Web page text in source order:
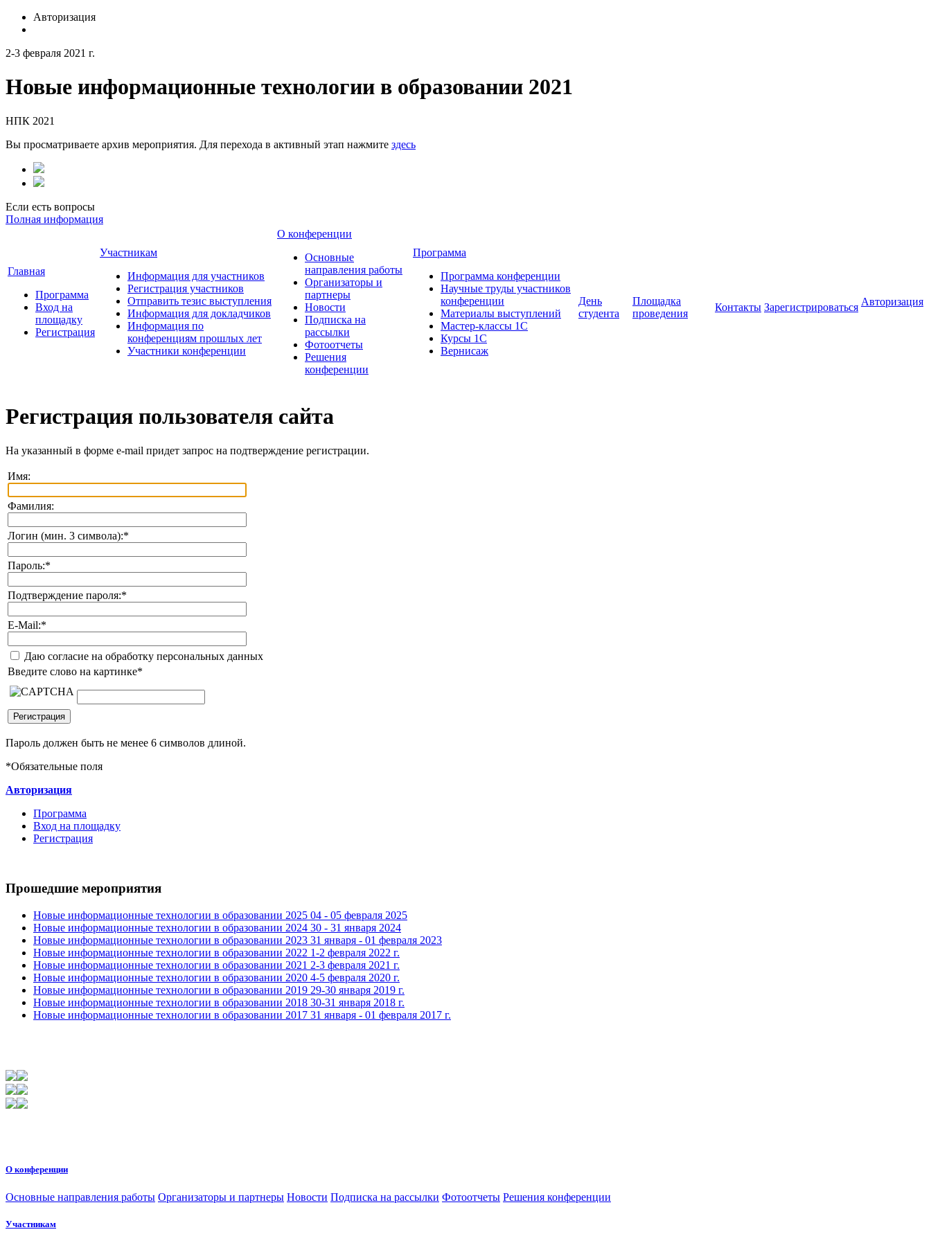
Авторизация
2-3 февраля 2021 г.
Новые информационные технологии в образовании 2021
НПК 2021
Вы просматриваете архив мероприятия. Для перехода в активный этап нажмите здесь
Если есть вопросы
Полная информация
Главная
Программа
Вход на
площадку
Регистрация
Участникам
Информация для участников
Регистрация участников
Отправить тезис выступления
Информация для докладчиков
Информация по
конференциям прошлых лет
Участники конференции
О конференции
Основные
направления работы
Организаторы и
партнеры
Новости
Подписка на
рассылки
Фотоотчеты
Решения
конференции
Программа
Программа конференции
Научные труды участников
конференции
Материалы выступлений
Мастер-классы 1С
Курсы 1С
Вернисаж
День
студента
Площадка
проведения
Контакты Зарегистрироваться Авторизация
Регистрация пользователя сайта
На указанный в форме e-mail придет запрос на подтверждение регистрации.
Имя:
Фамилия:
Логин (мин. 3 символа):*
Пароль:*
Подтверждение пароля:*
E-Mail:*
Даю согласие на обработку персональных данных
Введите слово на картинке*
Пароль должен быть не менее 6 символов длиной.
*Обязательные поля
Авторизация
Программа
Вход на площадку
Регистрация
Прошедшие мероприятия
Новые информационные технологии в образовании 2025 04 - 05 февраля 2025
Новые информационные технологии в образовании 2024 30 - 31 января 2024
Новые информационные технологии в образовании 2023 31 января - 01 февраля 2023
Новые информационные технологии в образовании 2022 1-2 февраля 2022 г.
Новые информационные технологии в образовании 2021 2-3 февраля 2021 г.
Новые информационные технологии в образовании 2020 4-5 февраля 2020 г.
Новые информационные технологии в образовании 2019 29-30 января 2019 г.
Новые информационные технологии в образовании 2018 30-31 января 2018 г.
Новые информационные технологии в образовании 2017 31 января - 01 февраля 2017 г.
О конференции
Основные направления работы Организаторы и партнеры Новости Подписка на рассылки Фотоотчеты Решения конференции
Участникам